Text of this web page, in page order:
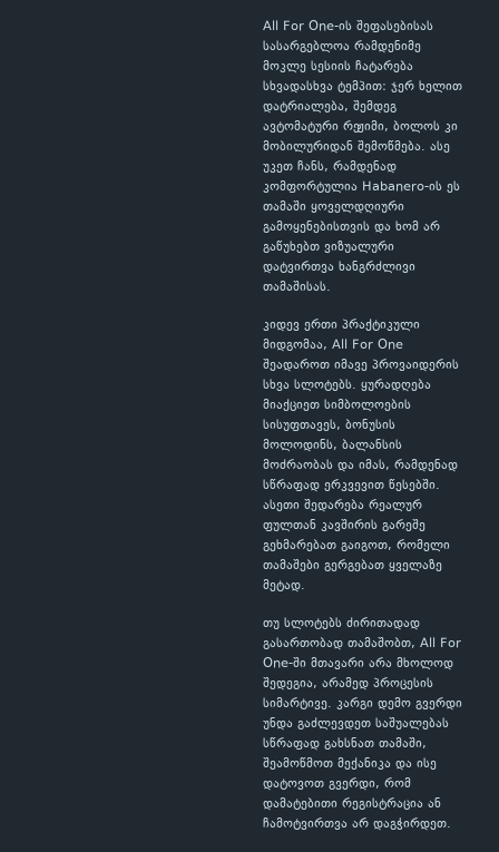
All For One-ის შეფასებისას
სასარგებლოა რამდენიმე
მოკლე სესიის ჩატარება
სხვადასხვა ტემპით: ჯერ ხელით
დატრიალება, შემდეგ
ავტომატური რეჟიმი, ბოლოს კი
მობილურიდან შემოწმება. ასე
უკეთ ჩანს, რამდენად
კომფორტულია Habanero-ის ეს
თამაში ყოველდღიური
გამოყენებისთვის და ხომ არ
გაწუხებთ ვიზუალური
დატვირთვა ხანგრძლივი
თამაშისას.
კიდევ ერთი პრაქტიკული
მიდგომაა, All For One
შეადაროთ იმავე პროვაიდერის
სხვა სლოტებს. ყურადღება
მიაქციეთ სიმბოლოების
სისუფთავეს, ბონუსის
მოლოდინს, ბალანსის
მოძრაობას და იმას, რამდენად
სწრაფად ერკვევით წესებში.
ასეთი შედარება რეალურ
ფულთან კავშირის გარეშე
გეხმარებათ გაიგოთ, რომელი
თამაშები გერგებათ ყველაზე
მეტად.
თუ სლოტებს ძირითადად
გასართობად თამაშობთ, All For
One-ში მთავარი არა მხოლოდ
შედეგია, არამედ პროცესის
სიმარტივე. კარგი დემო გვერდი
უნდა გაძლევდეთ საშუალებას
სწრაფად გახსნათ თამაში,
შეამოწმოთ მექანიკა და ისე
დატოვოთ გვერდი, რომ
დამატებითი რეგისტრაცია ან
ჩამოტვირთვა არ დაგჭირდეთ.